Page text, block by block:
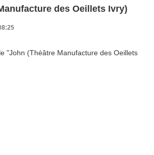
des Oeillets Ivry)